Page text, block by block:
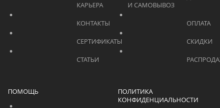
			    		КАРЬЕРА
ПОМОЩЬ
ПОЛИТИКА
КОНФИДЕНЦИАЛЬНОСТИ